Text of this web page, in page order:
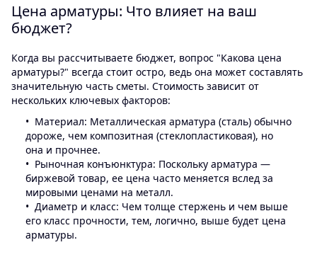
Цена арматуры: Что влияет на ваш
бюджет?
Когда вы рассчитываете бюджет, вопрос "Какова цена
арматуры?" всегда стоит остро, ведь она может составлять
значительную часть сметы. Стоимость зависит от
нескольких ключевых факторов:
Материал: Металлическая арматура (сталь) обычно
дороже, чем композитная (стеклопластиковая), но
она и прочнее.
Рыночная конъюнктура: Поскольку арматура —
биржевой товар, ее цена часто меняется вслед за
мировыми ценами на металл.
Диаметр и класс: Чем толще стержень и чем выше
его класс прочности, тем, логично, выше будет цена
арматуры.